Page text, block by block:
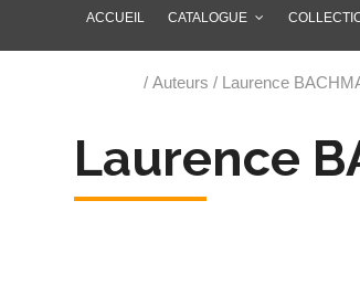
ACCUEIL
CATALOGUE
/ Auteurs / Laurence
Laurence